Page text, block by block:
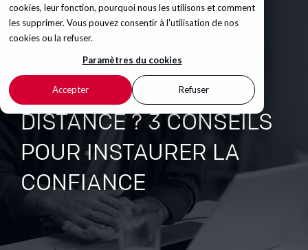
cookies, leur fonction, pourquoi nous les utilisons et comment
les supprimer. Vous pouvez consentir à l'utilisation de nos
cookies ou la refuser.
Paramètres du cookies
Accepter Refuser
TEST LEADER À
DISTANCE ? 3 CONSEILS
POUR INSTAURER LA
CONFIANCE